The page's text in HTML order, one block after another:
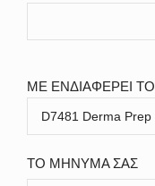
ΜΕ ΕΝΔΙΑΦΕΡΕΙ ΤΟ
ΤΟ ΜΗΝΥΜΑ ΣΑΣ